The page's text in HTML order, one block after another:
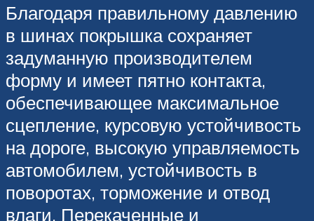
Благодаря правильному давлению
в шинах покрышка сохраняет
задуманную производителем
форму и имеет пятно контакта,
обеспечивающее максимальное
сцепление, курсовую устойчивость
на дороге, высокую управляемость
автомобилем, устойчивость в
поворотах, торможение и отвод
влаги. Перекаченные и